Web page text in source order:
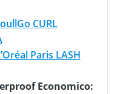
CURL
Paris LASH
Economico: